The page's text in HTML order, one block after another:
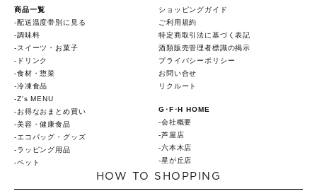
商品一覧
配送温度帯別に見る
調味料
スイーツ・お菓子
ドリンク
食材・惣菜
冷凍食品
Z's MENU
お得なおまとめ買い
美容・健康食品
エコバッグ・グッズ
ラッピング用品
ペット
ショッピングガイド
ご利用規約
特定商取引法に基づく表記
酒類販売管理者標識の掲示
プライバシーポリシー
お問い合せ
リクルート
G･F･H HOME
会社概要
芦屋店
六本木店
星が丘店
HOW TO SHOPPING